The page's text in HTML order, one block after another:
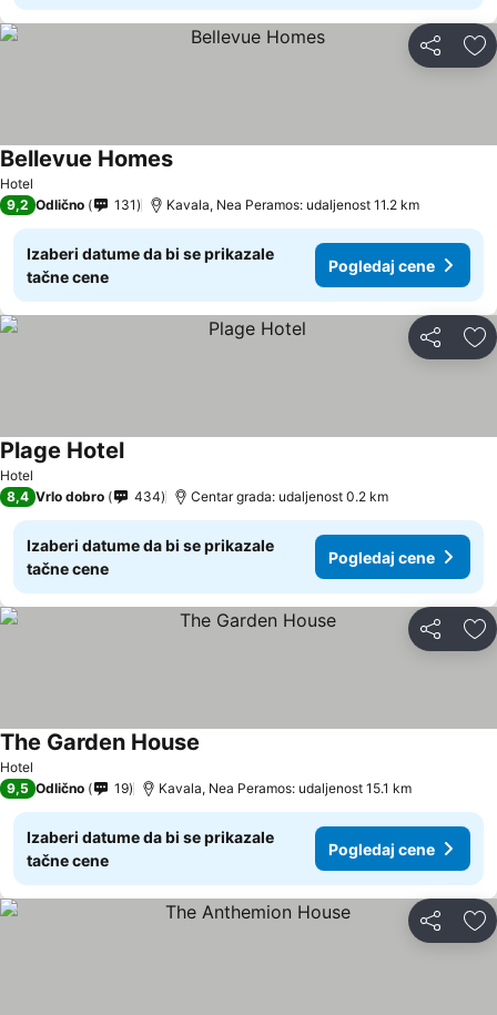
Deli
Hotel
Bellevue HomesPogledaj cene
9,2 Odlično 131 Kavala, Nea Peramos: udaljenost 11.2 km
Izaberi datume da bi se prikazale
tačne cene
Pogledaj cene
Deli
Hotel
Plage HotelPogledaj cene
8,4 Vrlo dobro 434 Centar grada: udaljenost 0.2 km
Izaberi datume da bi se prikazale
tačne cene
Pogledaj cene
Deli
Hotel
The Garden House
9,5 Odlično 19 Kavala, Nea Peramos: udaljenost 15.1 km
Izaberi datume da bi se prikazale
tačne cene
Pogledaj cene
Deli